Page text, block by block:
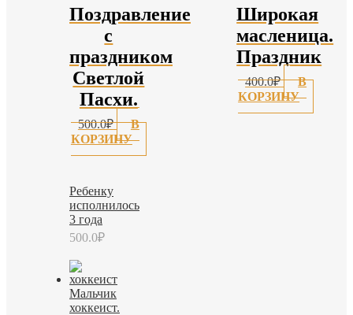
Поздравление
с
праздником
Светлой
Пасхи.
500.0₽
В
КОРЗИНУ
Широкая
масленица.
Праздник
400.0₽
В
КОРЗИНУ
Ребенку
исполнилось
3 года
500.0₽
Мальчик
хоккеист.